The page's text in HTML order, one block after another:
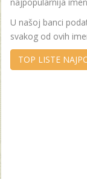
najpopularnija
U našoj banci
svakog od ovih
TOP LISTE